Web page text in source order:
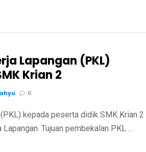
Lapangan (PKL)
Krian 2
0
kepada peserta didik SMK Krian 2
Tujuan pembekalan PKL …